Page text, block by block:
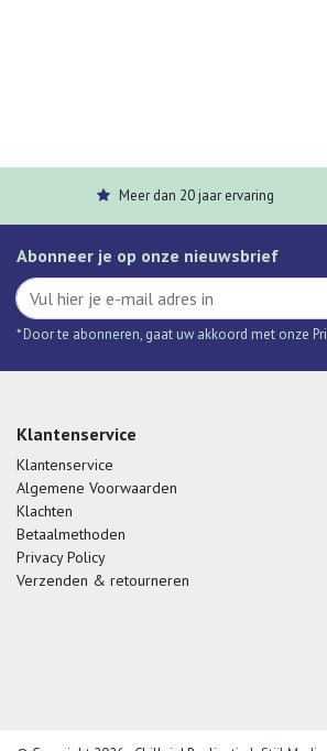
Meer dan 20 jaar ervaring
Abonneer je op onze nieuwsbrief
* Door te abonneren, gaat uw akkoord met onze
Klantenservice
Klantenservice
Algemene Voorwaarden
Klachten
Betaalmethoden
Privacy Policy
Verzenden & retourneren